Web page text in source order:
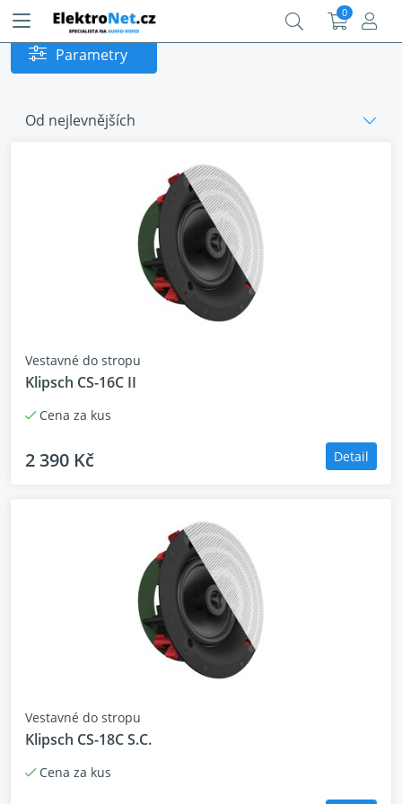
0
Parametry
Od nejlevnějších
Vestavné do stropu
Klipsch CS-16C II
Cena za kus
2 390 Kč Detail
Vestavné do stropu
Klipsch CS-18C S.C.
Cena za kus